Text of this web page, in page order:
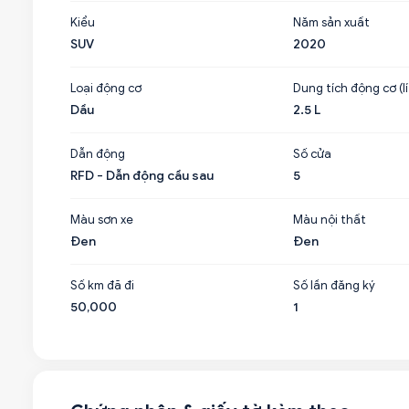
Kiểu
SUV
Năm sản xuất
2020
Loại động cơ
Dầu
Dung tích động cơ
2.5 L
Dẫn động
RFD - Dẫn động cầu sau
Số cửa
5
Màu sơn xe
Đen
Màu nội thất
Đen
Số km đã đi
50,000
Số lần đăng ký
1